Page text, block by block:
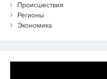
Происшествия
Регионы
Экономика